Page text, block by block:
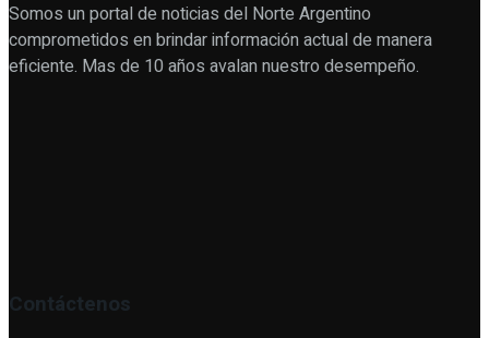
Somos un portal de noticias del Norte Argentino
comprometidos en brindar información actual de manera
eficiente. Mas de 10 años avalan nuestro desempeño.
Contáctenos